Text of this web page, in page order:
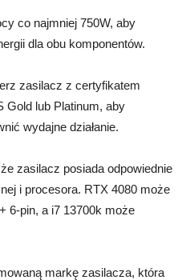
co najmniej 750W, aby
dla obu komponentów.
zasilacz z certyfikatem
Gold lub Platinum, aby
wydajne działanie.
zasilacz posiada odpowiednie
i procesora. RTX 4080 może
6-pin, a i7 13700k może
markę zasilacza, która